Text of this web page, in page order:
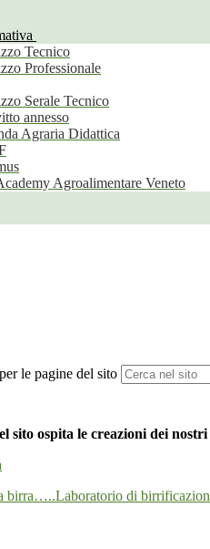
Tecnico
Professionale
Serale Tecnico
annesso
Agraria Didattica
Agroalimentare Veneto
le pagine del sito
sito ospita le creazioni dei
di